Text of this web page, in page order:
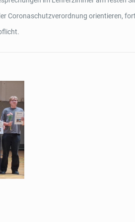
Coronaschutzverordnung orientieren,